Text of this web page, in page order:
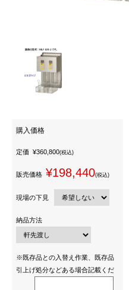
購入価格
定価 ¥360,800(税込)
販売価格 ¥198,440(税込)
現場の下見
納品方法
※既存品との入替え作業、既存品
引上げ処分などある場合記載くだ